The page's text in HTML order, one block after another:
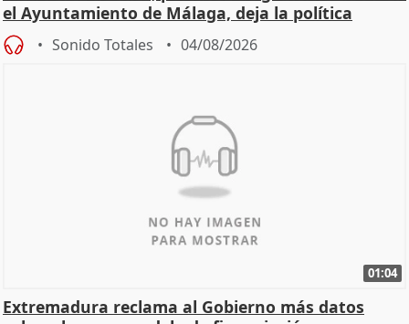
el Ayuntamiento de Málaga, deja la política
Sonido Totales 04/08/2026
01:04
Extremadura reclama al Gobierno más datos